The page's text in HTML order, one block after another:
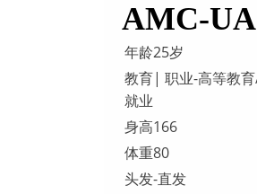
AMC-
年龄25岁
教育| 职业-高等教
就业
身高166
体重80
头发-直发